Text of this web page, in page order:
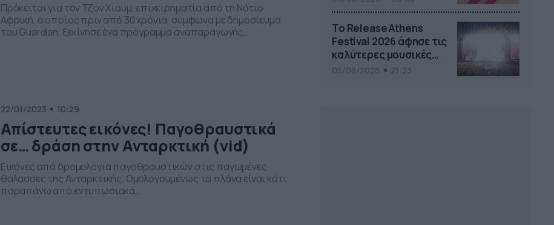
Πρόκειται για τον Τζον Χιουμ, επιχειρηματία από τη Νότιο
Αφρική, ο οποίος πριν από 30 χρόνια, σύμφωνα με δημοσίευμα
του Guardian, ξεκίνησε ένα πρόγραμμα αναπαραγωγής
22/01/2023 10:29
Απίστευτες εικόνες! Παγοθραυστικά
σε… δράση στην Ανταρκτική (vid)
Εικόνες από δρομολόγια παγοθραυστικών στις παγωμένες
θάλασσες της Ανταρκτικής. Ομολογουμένως τα πλάνα είναι κάτι
παραπάνω από εντυπωσιακά…
Το Release Athens
Festival 2026 άφησε τις
καλύτερες μουσικές
αναμνήσεις